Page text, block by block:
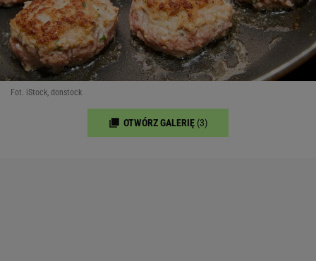
Fot. iStock, donstock
OTWÓRZ GALERIĘ (3)